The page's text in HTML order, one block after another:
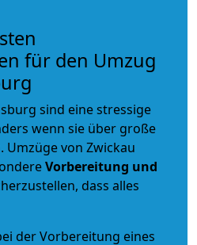
für den Umzug
sind eine stressige
wenn sie über große
von Zwickau
Vorbereitung und
dass alles
der Vorbereitung eines